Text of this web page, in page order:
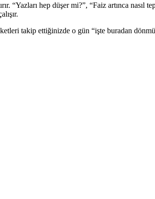
“Yazları hep düşer mi?”, “Faiz artınca nasıl
takip ettiğinizde o gün “işte buradan